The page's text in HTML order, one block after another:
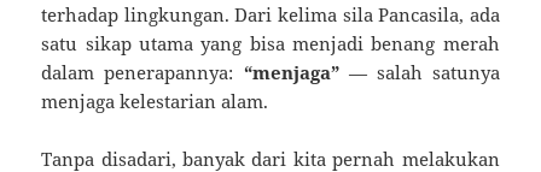
terhadap lingkungan. Dari kelima sila Pancasila, ada
satu sikap utama yang bisa menjadi benang merah
dalam penerapannya: “menjaga”— salah satunya
menjaga kelestarian alam.
Tanpa disadari, banyak dari kita pernah melakukan